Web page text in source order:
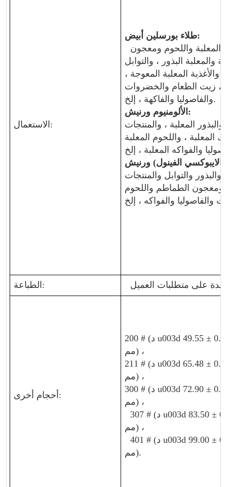
الاستعمال:
طلاء بورسلين أبيض:
واللحوم ومعجون
والمعلبة البذور ، والتوابل
والأغذية المعلبة المعوجة ،
، زيت الطعام والخضروات
والفاصوليا والفاكهة ، إلخ.
الألومنيوم ورنيش
:
المعلبة ، والمنتجات
، واللحوم المعلبة
الفينول) ورنيش
والتوابل والمنتجات
ومعجون الطماطم واللحوم
الطباعة: على متطلبات العميل
أحجام أخرى:
200 # (د u003d 49.55 ± 0.10 مم) ، 209 # (د u003d 62.47 ± 0.10
مم) ،
مم) ،
300 # (د u003d 72.90 ± 0.10 مم) ، 305 # (د u003d 80.50 ± 0.10
مم) ،
307 # (د u003d 83.50 ± 0.10 مم) ، 315 # (د u003d 95.60 ± 0.10
مم) ،
401 # (د u003d 99.00 ± 0.10 مم) ، 502 # (د u003d 126.5 ± 0.10
مم).